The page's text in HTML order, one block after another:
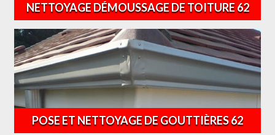
NETTOYAGE DÉMOUSSAGE DE TOITURE 62
POSE ET NETTOYAGE DE GOUTTIÈRES 62